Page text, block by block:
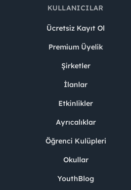
KULLANICILAR
Ücretsiz Kayıt Ol
Premium Üyelik
Şirketler
İlanlar
Etkinlikler
Ayrıcalıklar
Öğrenci Kulüpleri
Okullar
YouthBlog